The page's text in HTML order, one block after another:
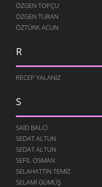
ÖZGEN TOPÇU
ÖZGEN TURAN
ÖZTÜRK ACUN
R
RECEP YALANIZ
S
SAID BALCI
SEDAT ALTUN
SEDAT ALTUN
SEFIL OSMAN
SELAHATTIN TEMIZ
SELAMI GÜMÜŞ